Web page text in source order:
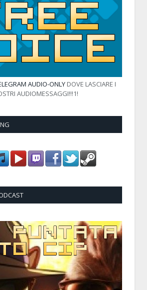
AUDIO-ONLYDOVE LASCIARE I
AUDIOMESSAGGI!!!1!
Audio
Player